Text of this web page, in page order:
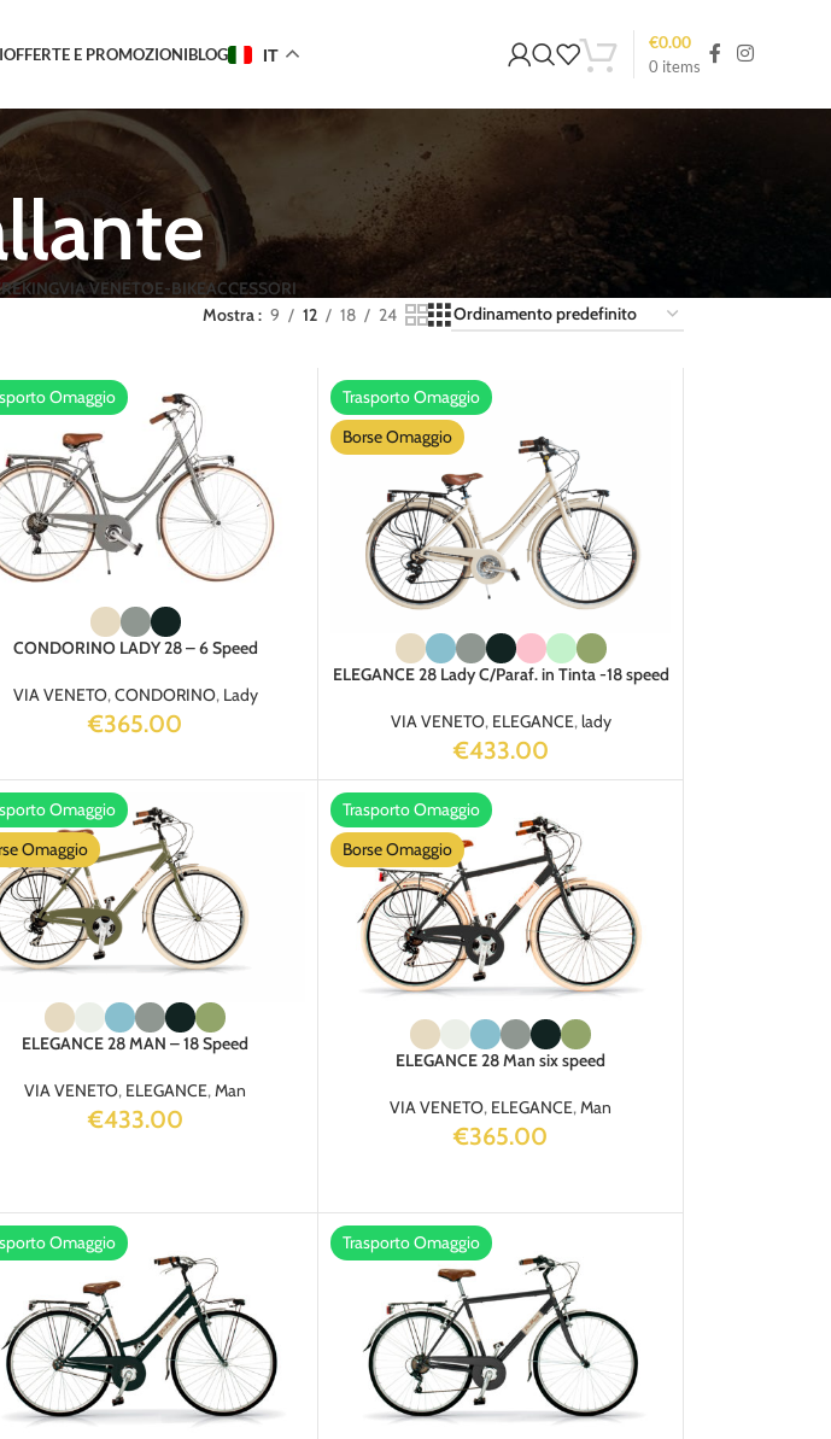
OFFERTE E PROMOZIONIBLOG IT
0 items
€0.00
VIA VENETOE-BIKEACCESSORI
Mostra 9 12 18 24
Omaggio
CONDORINO LADY 28 – 6 Speed
VIA VENETO,CONDORINO, Lady
€365.00
Trasporto Omaggio
Borse Omaggio
ELEGANCE 28 Lady C/Paraf. in Tinta -18 speed
VIA VENETO, ELEGANCE,lady
€433.00
Omaggio
Omaggio
ELEGANCE 28 MAN – 18 Speed
VIA VENETO, ELEGANCE,Man
€433.00
Trasporto Omaggio
Borse Omaggio
ELEGANCE 28 Man six speed
VIA VENETO, ELEGANCE,Man
€365.00
Omaggio Trasporto Omaggio